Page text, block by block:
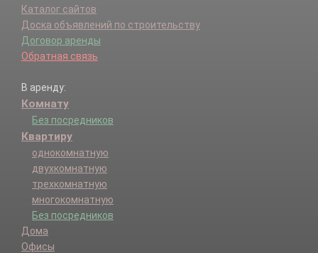
Каталог сайтов
Доска объявлений по строительству
Договор аренды
Обратная связь
В аренду:
Комнату
Без посредников
Квартиру
однокомнатную
двухкомнатную
трехкомнатную
многокомнатную
Без посредников
Дома
Офисы